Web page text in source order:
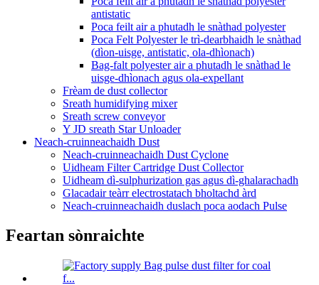
antistatic
Poca feilt air a phutadh le snàthad polyester
Poca Felt Polyester le trì-dearbhaidh le snàthad
(dìon-uisge, antistatic, ola-dhìonach)
Bag-falt polyester air a phutadh le snàthad le
uisge-dhìonach agus ola-expellant
Frèam de dust collector
Sreath humidifying mixer
Sreath screw conveyor
Y JD sreath Star Unloader
Neach-cruinneachaidh Dust
Neach-cruinneachaidh Dust Cyclone
Uidheam Filter Cartridge Dust Collector
Uidheam dì-sulphurization gas agus dì-ghalarachadh
Glacadair teàrr electrostatach bholtachd àrd
Neach-cruinneachaidh duslach poca aodach Pulse
Feartan sònraichte